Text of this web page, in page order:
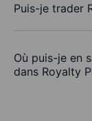
Puis-je trader
Où puis-je en
dans Royalty